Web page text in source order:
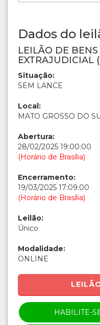
Dados do
LEILÃO DE
EXTRAJUDICIAL
Situação:
SEM LANCE
Local:
MATO GROSSO DO
Abertura:
28/02/2025 19:00:00
(Horário de Brasília)
Encerramento:
19/03/2025 17:09:00
(Horário de Brasília)
Leilão:
Único
Modalidade:
ONLINE
HABILITE-